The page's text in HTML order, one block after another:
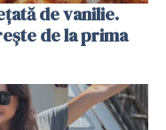
de vanilie.
de la prima